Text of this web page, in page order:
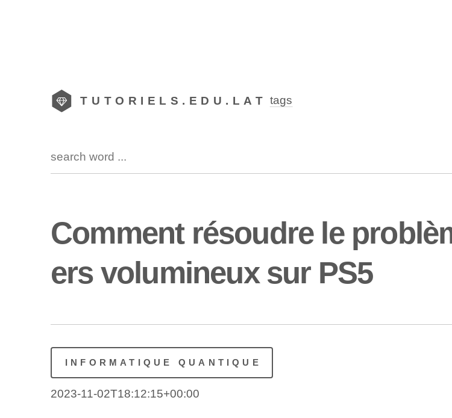
TUTORIELS.EDU.LAT tags
Comment résoudre le
ers volumineux sur PS5
INFORMATIQUE QUANTIQUE
2023-11-02T18:12:15+00:00